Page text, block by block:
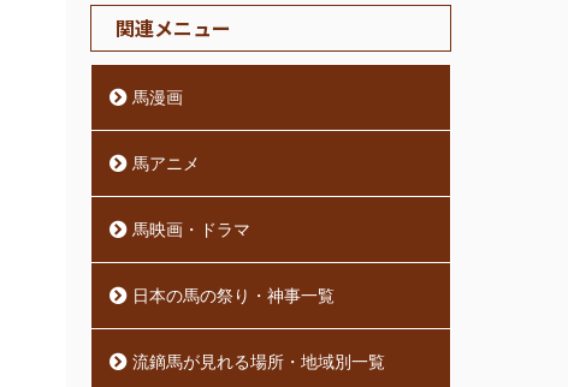
関連メニュー
馬漫画
馬アニメ
馬映画・ドラマ
日本の馬の祭り・神事一覧
流鏑馬が見れる場所・地域別一覧